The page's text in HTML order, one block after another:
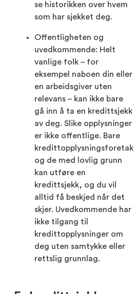
se historikken over hvem
som har sjekket deg.
Offentligheten og
uvedkommende: Helt
vanlige folk – for
eksempel naboen din eller
en arbeidsgiver uten
relevans – kan ikke bare
gå inn å ta en kredittsjekk
av deg. Slike opplysninger
er ikke offentlige. Bare
kredittopplysningsforetak
og de med lovlig grunn
kan utføre en
kredittsjekk, og du vil
alltid få beskjed når det
skjer. Uvedkommende har
ikke tilgang til
kredittopplysninger om
deg uten samtykke eller
rettslig grunnlag.